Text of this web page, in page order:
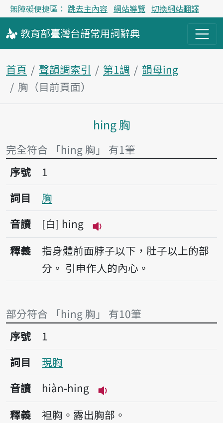
無障礙便捷區： 跳去主內容 網站導覽 切換網站翻譯
教育部臺灣台語常用詞辭典
首頁 聲韻調索引 第1調
韻母ing
胸（目前頁面）
主內容區塊
hing 胸
完全符合 「hing 胸」 有1筆
序號1胸
序號
1
詞目
胸
音讀
白 hing
播放音讀hing
釋義
指身體前面脖子以下，肚子以上的部
分。 引申作人的內心。
部分符合 「hing 胸」 有10筆
序號1現胸
序號
1
詞目
現胸
音讀
hiàn-hing
播放音讀hiàn-hing
釋義
袒胸。露出胸部。